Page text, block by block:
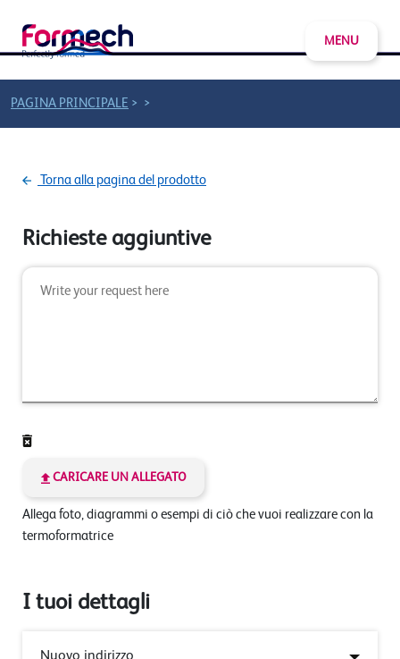
MENU
PAGINA PRINCIPALE > >
Torna alla pagina del prodotto
Richieste aggiuntive
CARICARE UN ALLEGATO
Allega foto, diagrammi o esempi di ciò che vuoi realizzare con la
termoformatrice
I tuoi dettagli